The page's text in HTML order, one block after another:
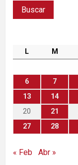
L M
6
7
13
14
20
21
27
28
« Feb Abr »